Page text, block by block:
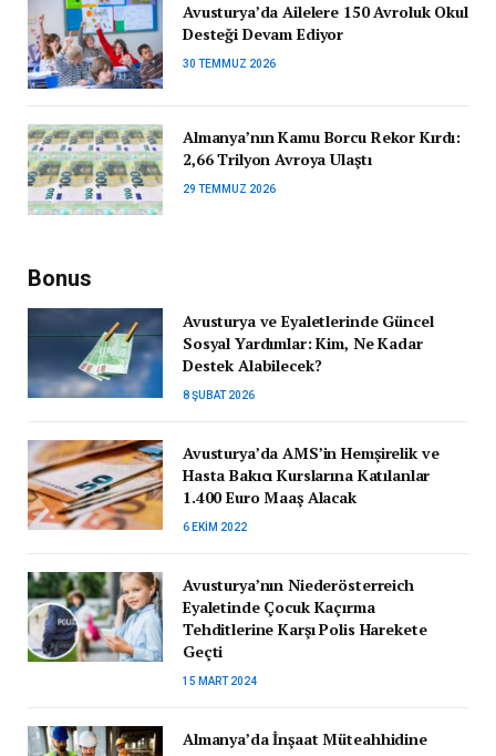
Avusturya’da Ailelere 150 Avroluk Okul
Desteği Devam Ediyor
30 TEMMUZ 2026
Almanya’nın Kamu Borcu Rekor Kırdı:
2,66 Trilyon Avroya Ulaştı
29 TEMMUZ 2026
Bonus
Avusturya ve Eyaletlerinde Güncel
Sosyal Yardımlar: Kim, Ne Kadar
Destek Alabilecek?
8 ŞUBAT 2026
Avusturya’da AMS’in Hemşirelik ve
Hasta Bakıcı Kurslarına Katılanlar
1.400 Euro Maaş Alacak
6 EKIM 2022
Avusturya’nın Niederösterreich
Eyaletinde Çocuk Kaçırma
Tehditlerine Karşı Polis Harekete
Geçti
15 MART 2024
Almanya’da İnşaat Müteahhidine